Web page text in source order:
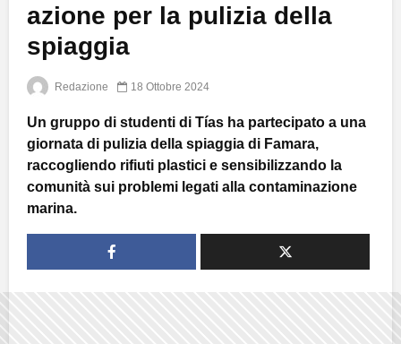
azione per la pulizia della
spiaggia
Redazione 18 Ottobre 2024
Un gruppo di studenti di Tías ha partecipato a una
giornata di pulizia della spiaggia di Famara,
raccogliendo rifiuti plastici e sensibilizzando la
comunità sui problemi legati alla contaminazione
marina.